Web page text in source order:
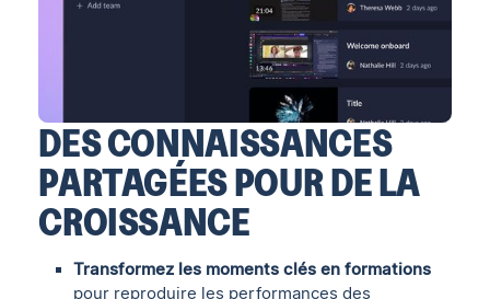
DES CONNAISSANCES
PARTAGÉES POUR DE LA
CROISSANCE
Transformez les moments clés en formations
pour reproduire les performances des